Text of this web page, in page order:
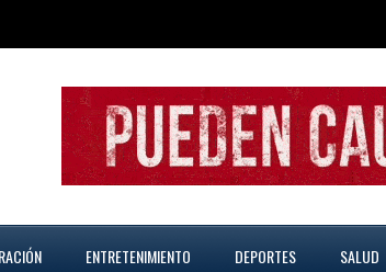
ENTRETENIMIENTO DEPORTES SALUD